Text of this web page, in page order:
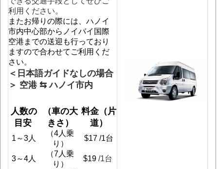
利用ください。
またお帰りの際には、ハノイ
市内中心部からノイバイ国際
空港までの送迎も行っており
ますので合わせてご利用くだ
さい。
＜日本語ガイドなしの場合
＞ 空港 ⇆ ハノイ市内
人数の
目安
（車の大
きさ）
料金（片
道）
1～3人
（4人乗
り）
$17 /1台
3～4人
（7人乗
り）
$19 /1台